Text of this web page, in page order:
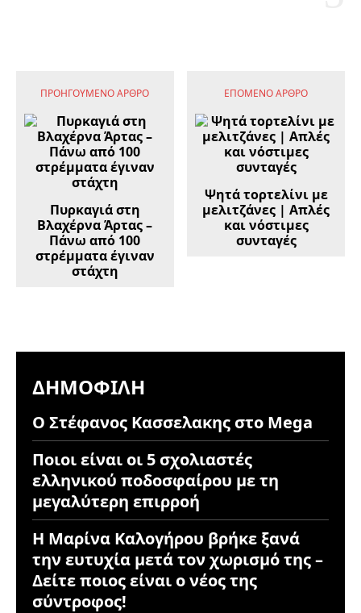
ΠΡΟΗΓΟΎΜΕΝΟ ΆΡΘΡΟ
Πυρκαγιά στη
Βλαχέρνα Άρτας –
Πάνω από 100
στρέμματα έγιναν
στάχτη
ΕΠΌΜΕΝΟ ΆΡΘΡΟ
Ψητά τορτελίνι με
μελιτζάνες | Απλές
και νόστιμες
συνταγές
ΔΗΜΟΦΙΛΉ
Ο Στέφανος Κασσελακης στο Mega
Ποιοι είναι οι 5 σχολιαστές
ελληνικού ποδοσφαίρου με τη
μεγαλύτερη επιρροή
Η Μαρίνα Καλογήρου βρήκε ξανά
την ευτυχία μετά τον χωρισμό της –
Δείτε ποιος είναι ο νέος της
σύντροφος!